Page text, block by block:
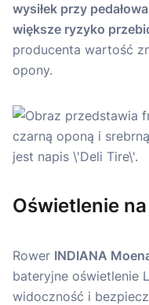
wysiłek przy
większe ryzyko
producenta wartość
opony.
Oświetlenie
Rower INDIANA
bateryjne oświetlenie
widoczność i